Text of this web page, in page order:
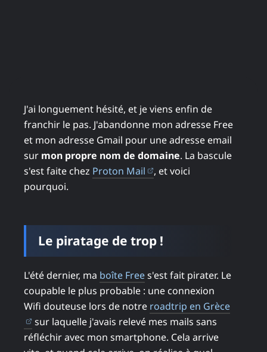
J'ai longuement hésité, et je viens enfin de
franchir le pas. J'abandonne mon adresse Free
et mon adresse Gmail pour une adresse email
sur mon propre nom de domaine. La bascule
s'est faite chez Proton Mail (ouvre dans un nouvel
, et voici
pourquoi.
Le piratage de trop !
L'été dernier, ma boîte Frees'est fait pirater. Le
coupable le plus probable : une connexion
Wifi douteuse lors de notre roadtrip en Grèce
(ouvre dans un nouvel onglet)
sur laquelle j'avais relevé mes mails sans
réfléchir avec mon smartphone. Cela arrive